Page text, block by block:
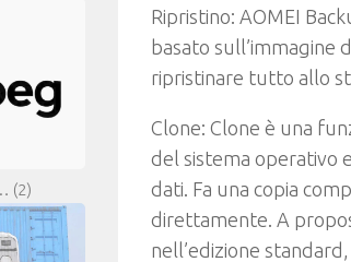
Ripristino: AOMEI
basato sull’immagine
ripristinare tutto allo
Clone: Clone è una
del sistema operativo
dati. Fa una copia
direttamente. A
nell’edizione
(2)